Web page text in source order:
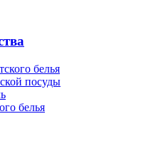
белья
посуды
белья